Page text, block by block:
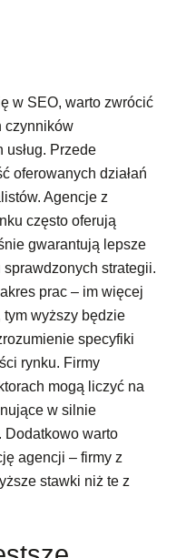
w SEO, warto zwrócić
czynników
usług. Przede
oferowanych działań
Agencje z
często oferują
gwarantują lepsze
strategii.
prac – im więcej
tym wyższy będzie
specyfiki
rynku. Firmy
mogą liczyć na
w silnie
Dodatkowo warto
agencji – firmy z
stawki niż te z